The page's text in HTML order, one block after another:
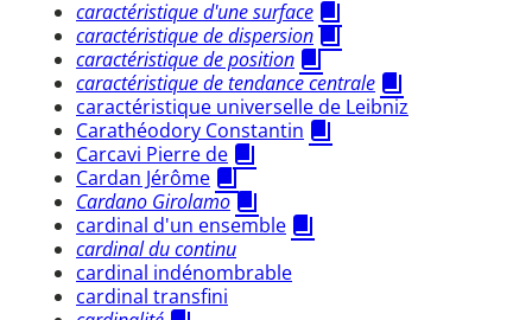
caractéristique d'une surface
caractéristique de dispersion
caractéristique de position
caractéristique de tendance centrale
caractéristique universelle de Leibniz
Carathéodory Constantin
Carcavi Pierre de
Cardan Jérôme
Cardano Girolamo
cardinal d'un ensemble
cardinal du continu
cardinal indénombrable
cardinal transfini